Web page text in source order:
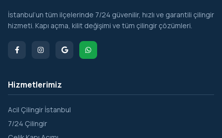
İstanbul’un tüm ilçelerinde 7/24 güvenilir, hızlı ve garantili çilingir
hizmeti. Kapı açma, kilit değişimi ve tüm çilingir çözümleri.
Hizmetlerimiz
Acil Çilingir İstanbul
7/24 Çilingir